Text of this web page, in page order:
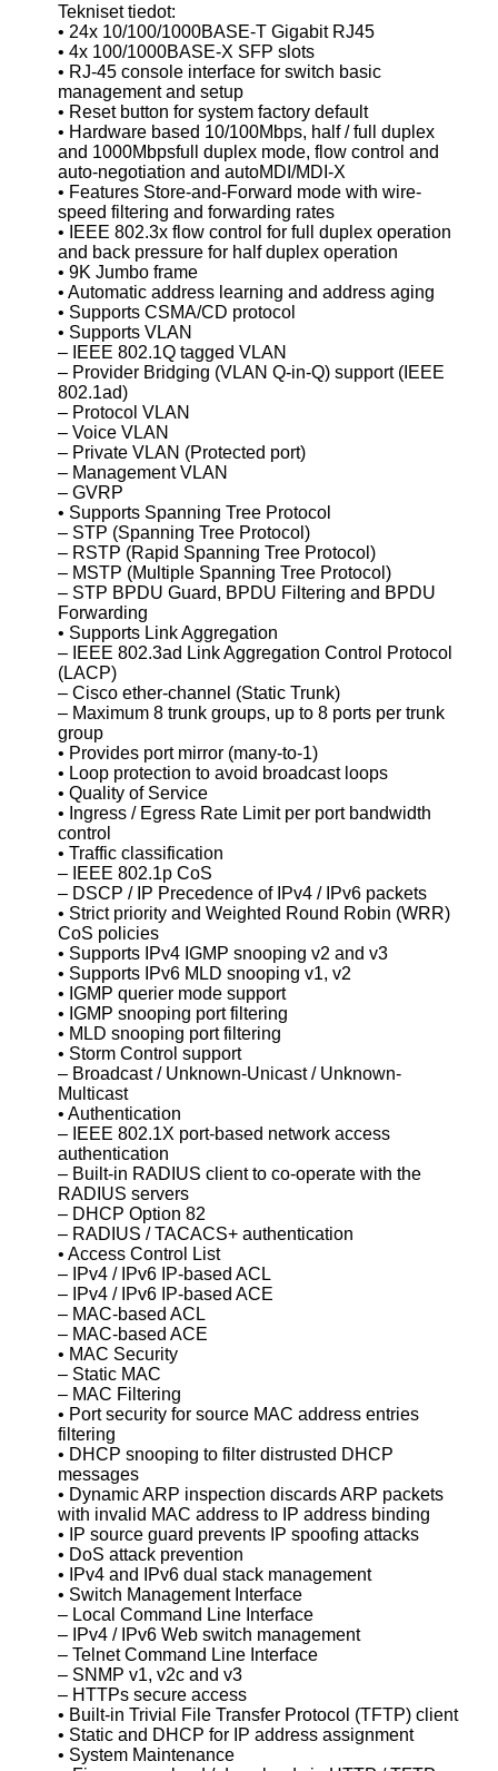
Tekniset tiedot:
• 24x 10/100/1000BASE-T Gigabit RJ45
• 4x 100/1000BASE-X SFP slots
• RJ-45 console interface for switch basic
management and setup
• Reset button for system factory default
• Hardware based 10/100Mbps, half / full duplex
and 1000Mbpsfull duplex mode, flow control and
auto-negotiation and autoMDI/MDI-X
• Features Store-and-Forward mode with wire-
speed filtering and forwarding rates
• IEEE 802.3x flow control for full duplex operation
and back pressure for half duplex operation
• 9K Jumbo frame
• Automatic address learning and address aging
• Supports CSMA/CD protocol
• Supports VLAN
– IEEE 802.1Q tagged VLAN
– Provider Bridging (VLAN Q-in-Q) support (IEEE
802.1ad)
– Protocol VLAN
– Voice VLAN
– Private VLAN (Protected port)
– Management VLAN
– GVRP
• Supports Spanning Tree Protocol
– STP (Spanning Tree Protocol)
– RSTP (Rapid Spanning Tree Protocol)
– MSTP (Multiple Spanning Tree Protocol)
– STP BPDU Guard, BPDU Filtering and BPDU
Forwarding
• Supports Link Aggregation
– IEEE 802.3ad Link Aggregation Control Protocol
(LACP)
– Cisco ether-channel (Static Trunk)
– Maximum 8 trunk groups, up to 8 ports per trunk
group
• Provides port mirror (many-to-1)
• Loop protection to avoid broadcast loops
• Quality of Service
• Ingress / Egress Rate Limit per port bandwidth
control
• Traffic classification
– IEEE 802.1p CoS
– DSCP / IP Precedence of IPv4 / IPv6 packets
• Strict priority and Weighted Round Robin (WRR)
CoS policies
• Supports IPv4 IGMP snooping v2 and v3
• Supports IPv6 MLD snooping v1, v2
• IGMP querier mode support
• IGMP snooping port filtering
• MLD snooping port filtering
• Storm Control support
– Broadcast / Unknown-Unicast / Unknown-
Multicast
• Authentication
– IEEE 802.1X port-based network access
authentication
– Built-in RADIUS client to co-operate with the
RADIUS servers
– DHCP Option 82
– RADIUS / TACACS+ authentication
• Access Control List
– IPv4 / IPv6 IP-based ACL
– IPv4 / IPv6 IP-based ACE
– MAC-based ACL
– MAC-based ACE
• MAC Security
– Static MAC
– MAC Filtering
• Port security for source MAC address entries
filtering
• DHCP snooping to filter distrusted DHCP
messages
• Dynamic ARP inspection discards ARP packets
with invalid MAC address to IP address binding
• IP source guard prevents IP spoofing attacks
• DoS attack prevention
• IPv4 and IPv6 dual stack management
• Switch Management Interface
– Local Command Line Interface
– IPv4 / IPv6 Web switch management
– Telnet Command Line Interface
– SNMP v1, v2c and v3
– HTTPs secure access
• Built-in Trivial File Transfer Protocol (TFTP) client
• Static and DHCP for IP address assignment
• System Maintenance